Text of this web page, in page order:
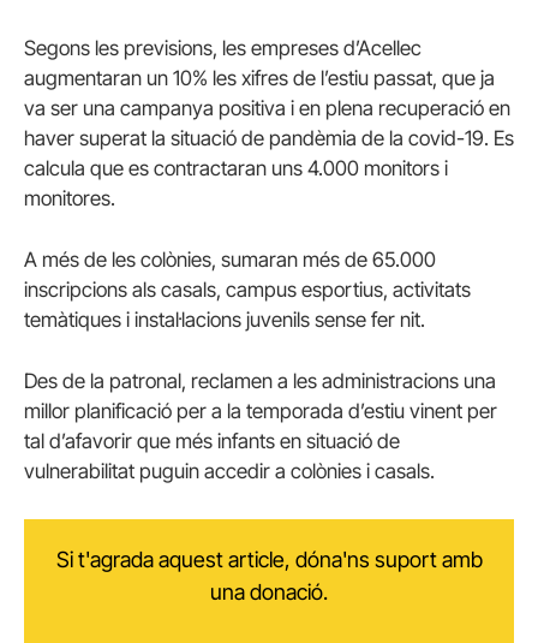
Segons les previsions, les empreses d’Acellec
augmentaran un 10% les xifres de l’estiu passat, que ja
va ser una campanya positiva i en plena recuperació en
haver superat la situació de pandèmia de la covid-19. Es
calcula que es contractaran uns 4.000 monitors i
monitores.
A més de les colònies, sumaran més de 65.000
inscripcions als casals, campus esportius, activitats
temàtiques i instal·lacions juvenils sense fer nit.
Des de la patronal, reclamen a les administracions una
millor planificació per a la temporada d’estiu vinent per
tal d’afavorir que més infants en situació de
vulnerabilitat puguin accedir a colònies i casals.
Si t'agrada aquest article, dóna'ns suport amb
una donació.